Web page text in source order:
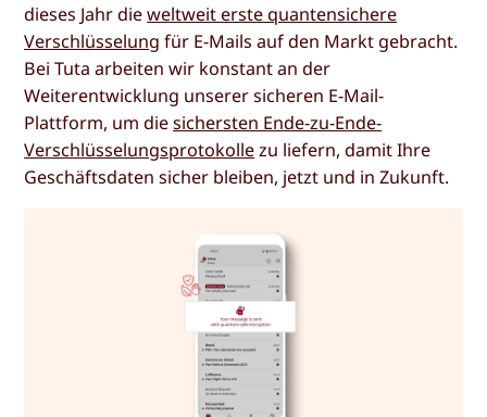
dieses Jahr dieweltweit erste quantensichere
Verschlüsselung für E-Mails auf den Markt gebracht.
Bei Tuta arbeiten wir konstant an der
Weiterentwicklung unserer sicheren E-Mail-
Plattform, um diesichersten Ende-zu-Ende-
Verschlüsselungsprotokollezu liefern, damit Ihre
Geschäftsdaten sicher bleiben, jetzt und in Zukunft.